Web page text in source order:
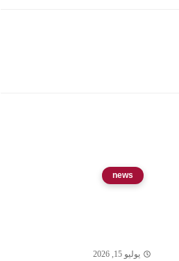
news
يوليو 15, 2026